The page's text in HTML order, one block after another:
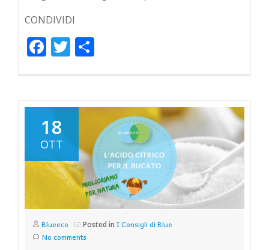
CONDIVIDI
FacebookTwitter
18
OTT
Blueeco Posted in I Consigli di Blue
No comments